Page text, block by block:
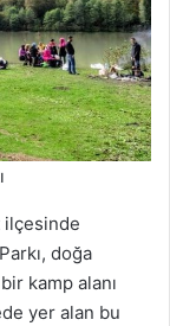
ilçesinde
doğa
kamp alanı
yer alan bu